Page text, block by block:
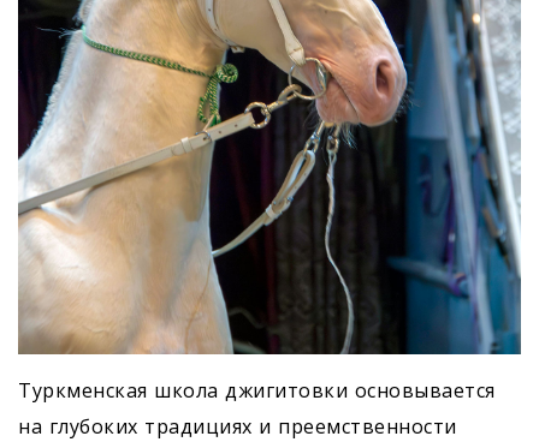
Туркменская школа джигитовки основывается
на глубоких традициях и преемственности